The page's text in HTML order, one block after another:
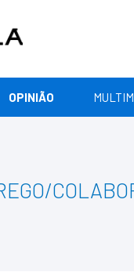
OPINIÃO